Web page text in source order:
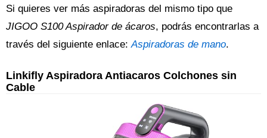
Si quieres ver más aspiradoras del mismo tipo que
JIGOO S100 Aspirador de ácaros, podrás encontrarlas a
través del siguiente enlace:Aspiradoras de mano.
Linkifly Aspiradora Antiacaros Colchones sin
Cable